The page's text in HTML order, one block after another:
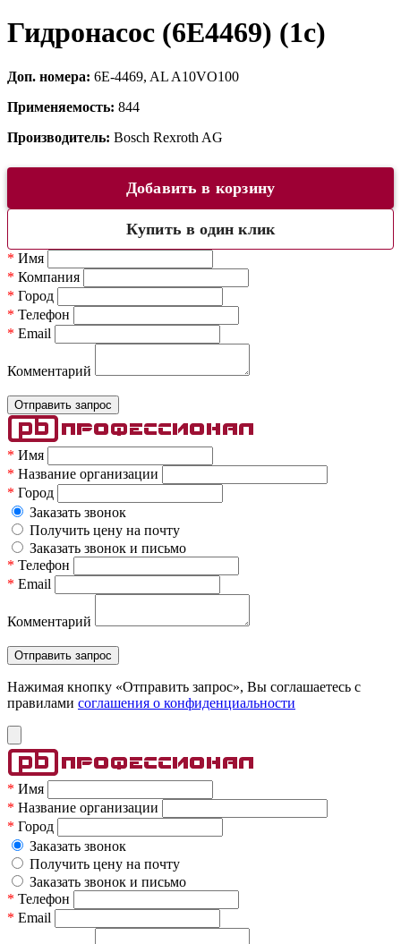
Гидронасос (6E4469) (1c)
Доп. номера: 6E-4469, AL A10VO100
Применяемость: 844
Производитель: Bosch Rexroth AG
Добавить в корзину
Купить в один клик
* Имя
* Компания
* Город
* Телефон
* Email
Комментарий
* Имя
* Название организации
* Город
Заказать звонок
Получить цену на почту
Заказать звонок и письмо
* Телефон
* Email
Комментарий
Нажимая кнопку «Отправить запрос», Вы соглашаетесь c
правилами соглашения о конфиденциальности
* Имя
* Название организации
* Город
Заказать звонок
Получить цену на почту
Заказать звонок и письмо
* Телефон
* Email